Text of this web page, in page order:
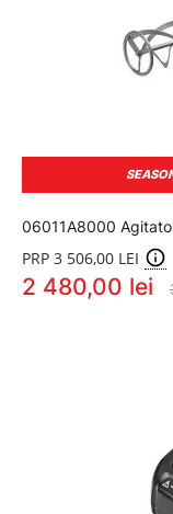
06011A8000
PRP 3 506,00 LEI
2 480,00 lei